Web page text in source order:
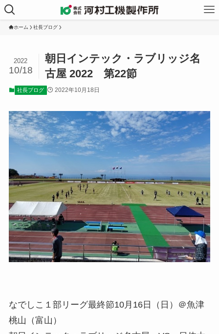
ホーム 社長ブログ
朝日インテック・ラブリッジ名
古屋 2022 第22節
2022
10/18
社長ブログ 2022年10月18日
なでしこ１部リーグ最終節10月16日（日）＠魚津
桃山（富山）